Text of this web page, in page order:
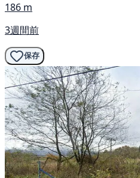
186 m
3週間前
保存